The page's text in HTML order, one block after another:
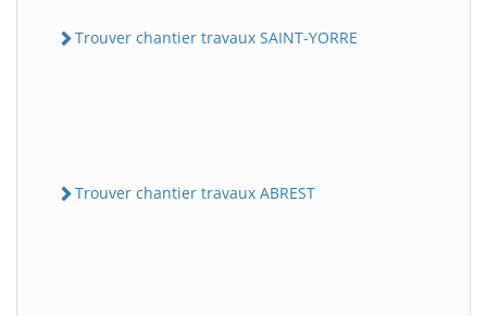
Trouver chantier travaux SAINT-YORRE
Trouver chantier travaux ABREST